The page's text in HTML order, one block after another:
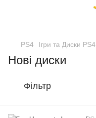
PS4 Ігри та Диски PS4
Нові диски
Фільтр